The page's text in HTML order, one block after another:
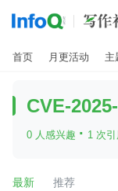
首页 月更活动 主
CVE-
0 人感兴趣 · 1 次引
最新 推荐